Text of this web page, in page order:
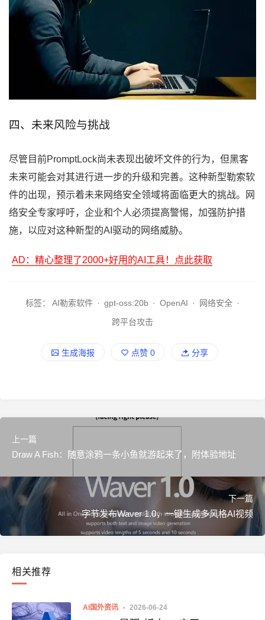
四、未来风险与挑战
尽管目前PromptLock尚未表现出破坏文件的行为，但黑客
未来可能会对其进行进一步的升级和完善。这种新型勒索软
件的出现，预示着未来网络安全领域将面临更大的挑战。网
络安全专家呼吁，企业和个人必须提高警惕，加强防护措
施，以应对这种新型的AI驱动的网络威胁。
AD：精心整理了2000+好用的AI工具！点此获取
标签： AI勒索软件 · gpt-oss:20b · OpenAI · 网络安全 ·
跨平台攻击
生成海报 点赞 0 分享
上一篇
Draw A Fish：随意涂鸦一条小鱼就游起来了，附体验地址
下一篇
字节发布Waver 1.0，一键生成多风格AI视频
相关推荐
AI国外资讯 2026-06-24